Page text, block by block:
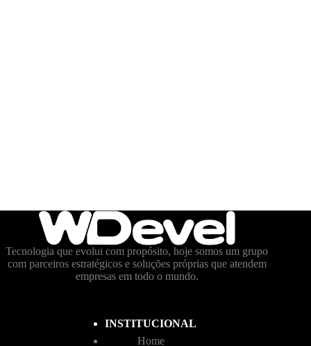
Tecnologia que evolui com propósito, hoje somos um grupo
com parceiros estratégicos e soluções próprias que atendem
empresas em todo o mundo.
INSTITUCIONAL
Home